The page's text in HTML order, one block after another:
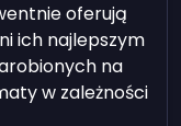
oferują
ich najlepszym
na
w zależności